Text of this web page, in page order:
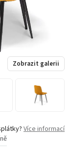
Více informací
Zobrazit galerii